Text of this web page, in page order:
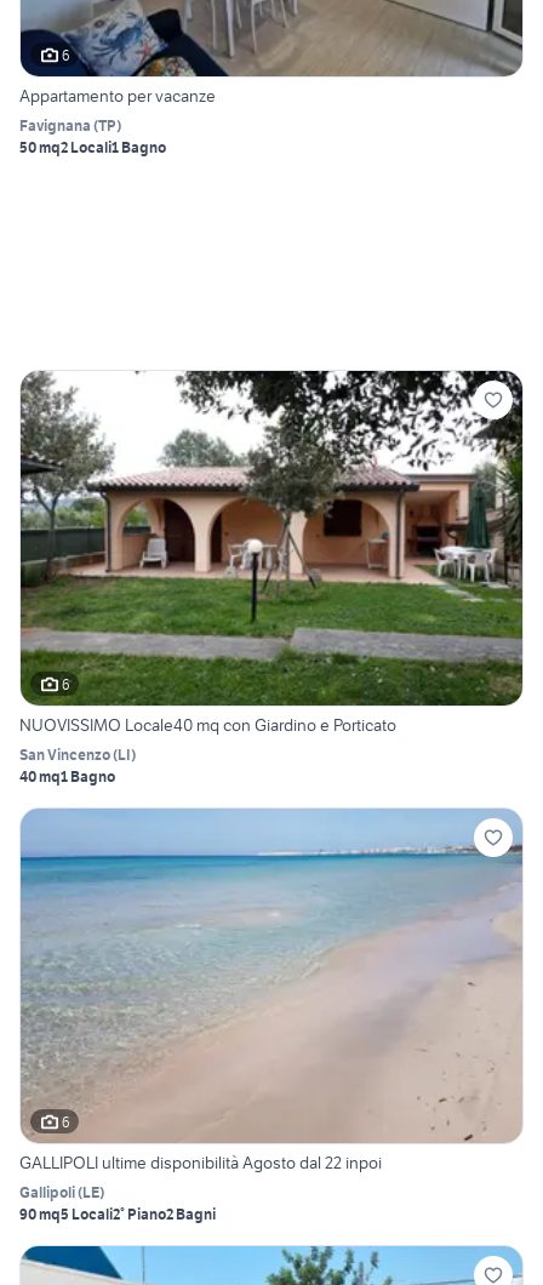
6
Appartamento per vacanze
Favignana (TP)
50 mq2 Locali1 Bagno
6
NUOVISSIMO Locale40 mq con Giardino e Porticato
San Vincenzo(LI)
40 mq1 Bagno
6
GALLIPOLI ultime disponibilità Agosto dal 22 inpoi
Gallipoli(LE)
90 mq5 Locali2° Piano2 Bagni